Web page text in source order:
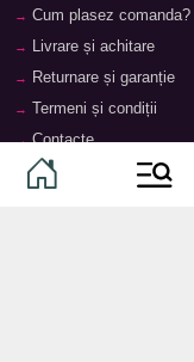
Cum plasez comanda?
Livrare și achitare
Returnare și garanție
Termeni și condiții
Contacte
Magazine